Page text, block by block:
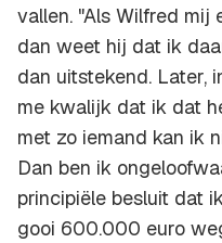
vallen. "Als Wilfred mij
dan weet hij dat ik
dan uitstekend. Later,
me kwalijk dat ik dat
met zo iemand kan ik
Dan ben ik
principiële besluit dat
gooi 600.000 euro